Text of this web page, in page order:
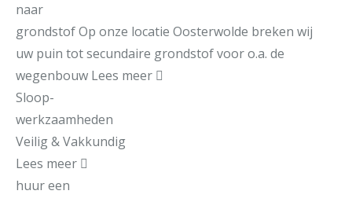
naar
grondstofOp onze locatie Oosterwolde breken wij
uw puin tot secundaire grondstof voor o.a. de
wegenbouw Lees meer
Sloop-
werkzaamheden
Veilig & Vakkundig
Lees meer
huur een